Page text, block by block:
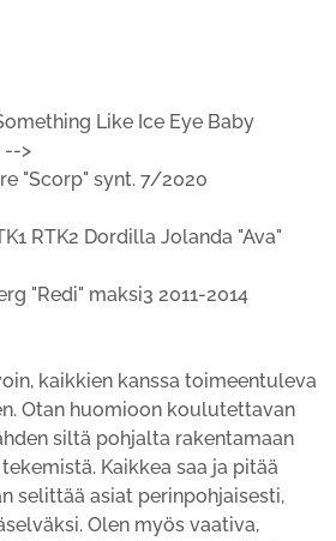
Like Ice Eye Baby
-->
"Scorp" synt. 7/2020
RTK2 Dordilla Jolanda "Ava"
"Redi" maksi3 2011-2014
kaikkien kanssa toimeentuleva
Otan huomioon koulutettavan
siltä pohjalta rakentamaan
Kaikkea saa ja pitää
selittää asiat perinpohjaisesti,
Olen myös vaativa,